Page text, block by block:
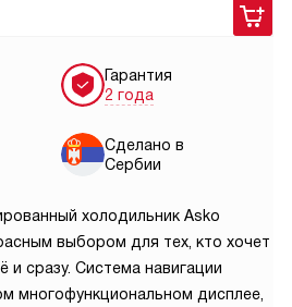
Гарантия
2 года
Сделано в
Сербии
холодильник Asko
выбором для тех, кто хочет
и сразу. Система навигации
многофункциональном дисплее,